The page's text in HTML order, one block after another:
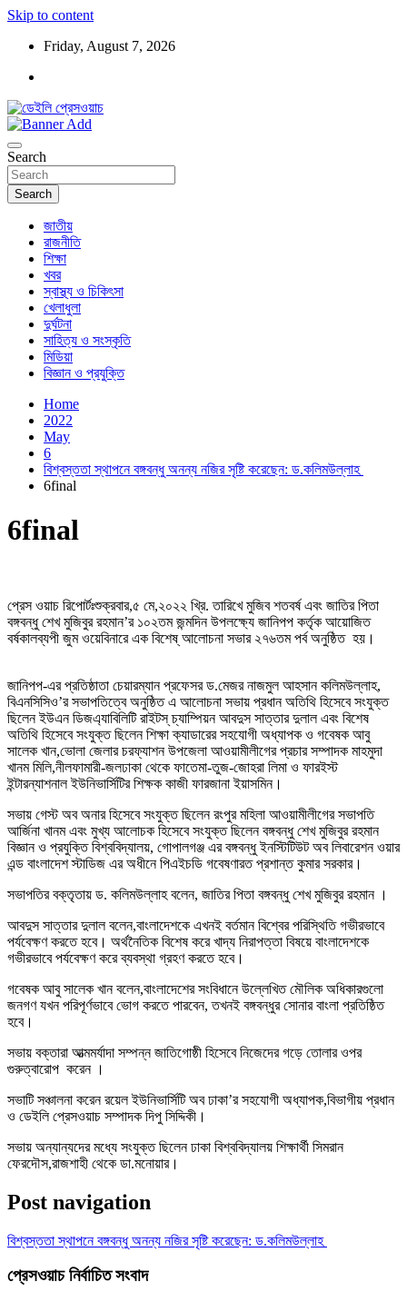
Skip to content
Friday, August 7, 2026
ডেইলি প্রেসওয়াচ
Search
Search
জাতীয়
রাজনীতি
শিক্ষা
খবর
স্বাস্থ্য ও চিকিৎসা
খেলাধুলা
দুর্ঘটনা
সাহিত্য ও সংস্কৃতি
মিডিয়া
বিজ্ঞান ও প্রযুক্তি
Home
2022
May
6
বিশ্বস্ততা স্থাপনে বঙ্গবন্ধু অনন্য নজির সৃষ্টি করেছেন: ড.কলিমউল্লাহ
6final
6final
প্রেস ওয়াচ রিপোর্টঃশুক্রবার,৫ মে,২০২২ খ্রি. তারিখে মুজিব শতবর্ষ এবং জাতির পিতা
বঙ্গবন্ধু শেখ মুজিবুর রহমান’র ১০২তম জন্মদিন উপলক্ষ্যে জানিপপ কর্তৃক আয়োজিত
বর্ষকালব্যপী জুম ওয়েবিনারে এক বিশেষ্ আলোচনা সভার ২৭৬তম পর্ব অনুষ্ঠিত হয়।
জানিপপ-এর প্রতিষ্ঠাতা চেয়ারম্যান প্রফেসর ড.মেজর নাজমুল আহসান কলিমউল্লাহ,
বিএনসিসিও’র সভাপতিত্বে অনুষ্ঠিত এ আলোচনা সভায় প্রধান অতিথি হিসেবে সংযুক্ত
ছিলেন ইউএন ডিজএ্যাবিলিটি রাইটস্ চ্যাম্পিয়ন আবদুস সাত্তার দুলাল এবং বিশেষ
অতিথি হিসেবে সংযুক্ত ছিলেন শিক্ষা ক্যাডারের সহযোগী অধ্যাপক ও গবেষক আবু
সালেক খান,ভোলা জেলার চরফ্যাশন উপজেলা আওয়ামীলীগের প্রচার সম্পাদক মাহমুদা
খানম মিলি,নীলফামারী-জলঢাকা থেকে ফাতেমা-তুজ-জোহরা লিমা ও ফারইস্ট
ইন্টারন্যাশনাল ইউনিভার্সিটির শিক্ষক কাজী ফারজানা ইয়াসমিন।
সভায় গেস্ট অব অনার হিসেবে সংযুক্ত ছিলেন রংপুর মহিলা আওয়ামীলীগের সভাপতি
আর্জিনা খানম এবং মুখ্য আলোচক হিসেবে সংযুক্ত ছিলেন বঙ্গবন্ধু শেখ মুজিবুর রহমান
বিজ্ঞান ও প্রযুক্তি বিশ্ববিদ্যালয়, গোপালগঞ্জ এর বঙ্গবন্ধু ইনস্টিটিউট অব লিবারেশন ওয়ার
এন্ড বাংলাদেশ স্টাডিজ এর অধীনে পিএইচডি গবেষণারত প্রশান্ত কুমার সরকার।
সভাপতির বক্তৃতায় ড. কলিমউল্লাহ বলেন, জাতির পিতা বঙ্গবন্ধু শেখ মুজিবুর রহমান ।
আবদুস সাত্তার দুলাল বলেন,বাংলাদেশকে এখনই বর্তমান বিশ্বের পরিস্থিতি গভীরভাবে
পর্যবেক্ষণ করতে হবে। অর্থনৈতিক বিশেষ করে খাদ্য নিরাপত্তা বিষয়ে বাংলাদেশকে
গভীরভাবে পর্যবেক্ষণ করে ব্যবস্থা গ্রহণ করতে হবে।
গবেষক আবু সালেক খান বলেন,বাংলাদেশের সংবিধানে উল্লেখিত মৌলিক অধিকারগুলো
জনগণ যখন পরিপূর্ণভাবে ভোগ করতে পারবেন, তখনই বঙ্গবন্ধুর সোনার বাংলা প্রতিষ্ঠিত
হবে।
সভায় বক্তারা আত্মমর্যাদা সম্পন্ন জাতিগোষ্ঠী হিসেবে নিজেদের গড়ে তোলার ওপর
গুরুত্বারোপ করেন ।
সভাটি সঞ্চালনা করেন রয়েল ইউনিভার্সিটি অব ঢাকা’র সহযোগী অধ্যাপক,বিভাগীয় প্রধান
ও ডেইলি প্রেসওয়াচ সম্পাদক দিপু সিদ্দিকী।
সভায় অন্যান্যদের মধ্যে সংযুক্ত ছিলেন ঢাকা বিশ্ববিদ্যালয় শিক্ষার্থী সিমরান
ফেরদৌস,রাজশাহী থেকে ডা.মনোয়ার।
Post navigation
বিশ্বস্ততা স্থাপনে বঙ্গবন্ধু অনন্য নজির সৃষ্টি করেছেন: ড.কলিমউল্লাহ
প্রেসওয়াচ নির্বাচিত সংবাদ